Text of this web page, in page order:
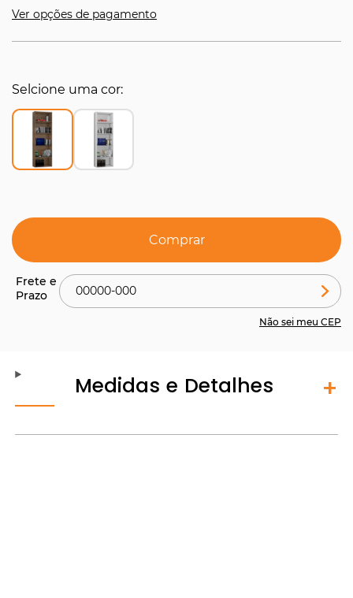
Ver opções de pagamento
Selcione uma cor
Comprar
Não sei meu CEP
Medidas e Detalhes